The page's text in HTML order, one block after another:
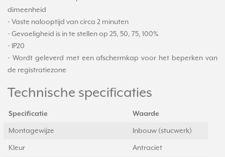
dimeenheid
- Vaste nalooptijd van circa 2 minuten
- Gevoeligheid is in te stellen op 25, 50, 75, 100%
- IP20
- Wordt geleverd met een afschermkap voor het beperken van
de registratiezone
Technische specificaties
Specificatie Waarde
Montagewijze Inbouw (stucwerk)
Kleur Antraciet